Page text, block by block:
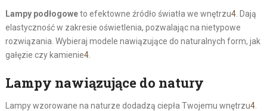
Lampy podłogoweto efektowne źródło światła we wnętrzu4. Dają
elastyczność w zakresie oświetlenia, pozwalając na nietypowe
rozwiązania. Wybieraj modele nawiązujące do naturalnych form, jak
gałęzie czy kamienie4.
Lampy nawiązujące do natury
Lampy wzorowane na naturze dodadzą ciepła Twojemu wnętrzu4.